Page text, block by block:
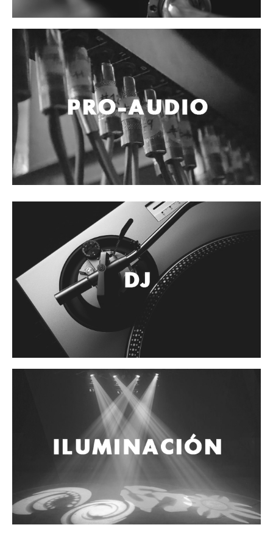
Accesorios
Luces y Escenario
Luces Led
Laser
Strobos
Maquinas de humo y escenario
Controladores
Accesorios
Cables y Conectores
Sonido
Parlante
Video y USB
Espigas y conectores
Accesorios
Otros Instrumentos de Cuerdas
Mariachi
Accesorios
Cuerdas
Guitarra Metal